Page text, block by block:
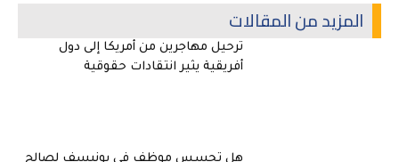
المزيد من المقالات
ترحيل مهاجرين من أمريكا إلى دول
أفريقية يثير انتقادات حقوقية
هل تجسس موظف في يونيسف لصالح